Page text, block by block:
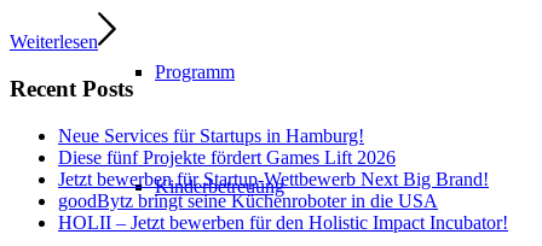
Programm
Kinderbetreuung
Weiterlesen
Recent Posts
Neue Services für Startups in Hamburg!
Diese fünf Projekte fördert Games Lift 2026
Jetzt bewerben für Startup-Wettbewerb Next Big Brand!
goodBytz bringt seine Küchenroboter in die USA
HOLII – Jetzt bewerben für den Holistic Impact Incubator!